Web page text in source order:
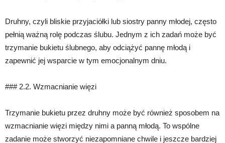
Druhny, czyli bliskie przyjaciółki lub siostry panny młodej, często
pełnią ważną rolę podczas ślubu. Jednym z ich zadań może być
trzymanie bukietu ślubnego, aby odciążyć pannę młodą i
zapewnić jej wsparcie w tym emocjonalnym dniu.
### 2.2. Wzmacnianie więzi
Trzymanie bukietu przez druhny może być również sposobem na
wzmacnianie więzi między nimi a panną młodą. To wspólne
zadanie może stworzyć niezapomniane chwile i jeszcze bardziej